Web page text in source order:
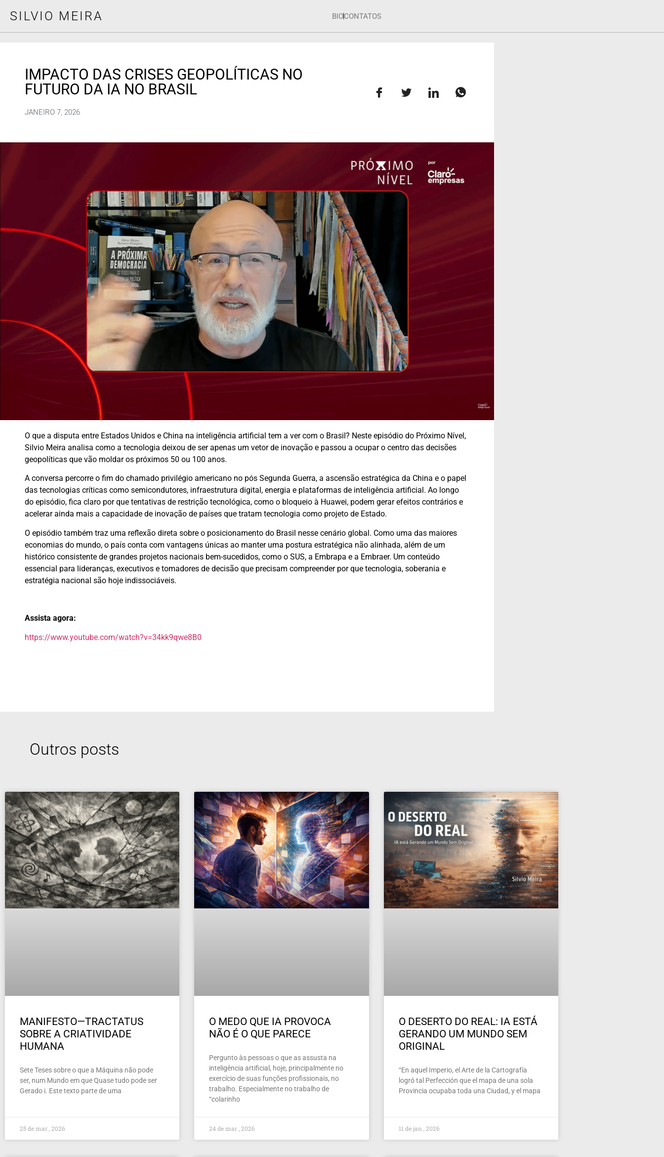
SILVIO MEIRA BIOCONTATOS
IMPACTO DAS CRISES GEOPOLÍTICAS NO
FUTURO DA IA NO BRASIL
JANEIRO 7, 2026
O que a disputa entre Estados Unidos e China na inteligência artificial tem a ver com o Brasil? Neste episódio do Próximo Nível,
Silvio Meira analisa como a tecnologia deixou de ser apenas um vetor de inovação e passou a ocupar o centro das decisões
geopolíticas que vão moldar os próximos 50 ou 100 anos.
A conversa percorre o fim do chamado privilégio americano no pós Segunda Guerra, a ascensão estratégica da China e o papel
das tecnologias críticas como semicondutores, infraestrutura digital, energia e plataformas de inteligência artificial. Ao longo
do episódio, fica claro por que tentativas de restrição tecnológica, como o bloqueio à Huawei, podem gerar efeitos contrários e
acelerar ainda mais a capacidade de inovação de países que tratam tecnologia como projeto de Estado.
O episódio também traz uma reflexão direta sobre o posicionamento do Brasil nesse cenário global. Como uma das maiores
economias do mundo, o país conta com vantagens únicas ao manter uma postura estratégica não alinhada, além de um
histórico consistente de grandes projetos nacionais bem-sucedidos, como o SUS, a Embrapa e a Embraer. Um conteúdo
essencial para lideranças, executivos e tomadores de decisão que precisam compreender por que tecnologia, soberania e
estratégia nacional são hoje indissociáveis.
Assista agora:
https://www.youtube.com/watch?v=34kk9qwe8B0
Outros posts
MANIFESTO—TRACTATUS
SOBRE A CRIATIVIDADE
HUMANA
Sete Teses sobre o que a Máquina não pode
ser, num Mundo em que Quase tudo pode ser
Gerado i. Este texto parte de uma
25 de mar , 2026
O MEDO QUE IA PROVOCA
NÃO É O QUE PARECE
Pergunto às pessoas o que as assusta na
inteligência artificial, hoje, principalmente no
exercício de suas funções profissionais, no
trabalho. Especialmente no trabalho de
“colarinho
24 de mar , 2026
O DESERTO DO REAL: IA ESTÁ
GERANDO UM MUNDO SEM
ORIGINAL
“En aquel Imperio, el Arte de la Cartografía
logró tal Perfección que el mapa de una sola
Provincia ocupaba toda una Ciudad, y el mapa
11 de jan , 2026